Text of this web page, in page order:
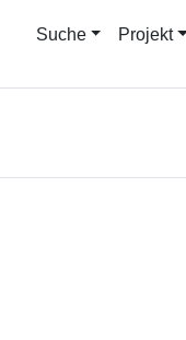
Suche Projekt